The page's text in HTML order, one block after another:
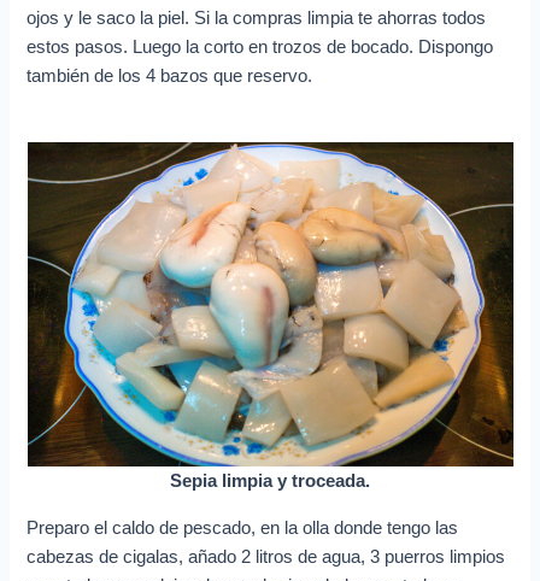
ojos y le saco la piel. Si la compras limpia te ahorras todos
estos pasos. Luego la corto en trozos de bocado. Dispongo
también de los 4 bazos que reservo.
Sepia limpia y troceada.
Preparo el caldo de pescado, en la olla donde tengo las
cabezas de cigalas, añado 2 litros de agua, 3 puerros limpios